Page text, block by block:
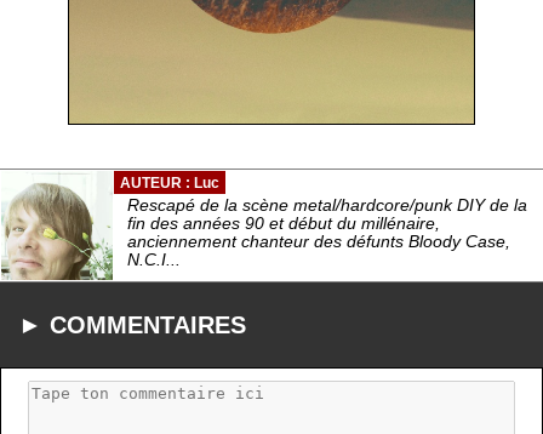
AUTEUR : Luc
Rescapé de la scène metal/hardcore/punk DIY de la
fin des années 90 et début du millénaire,
anciennement chanteur des défunts Bloody Case,
N.C.I...
► COMMENTAIRES